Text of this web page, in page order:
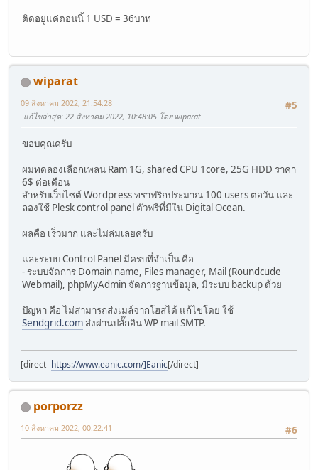
ติดอยู่แค่ตอนนี้ 1 USD = 36บาท
wiparat
#5
09 สิงหาคม 2022, 21:54:28
แก้ไขล่าสุด: 22 สิงหาคม 2022, 10:48:05 โดย wiparat
ขอบคุณครับ
ผมทดลองเลือกเพลน Ram 1G, shared CPU 1core, 25G HDD ราคา
6$ ต่อเดือน
สำหรับเว็บไซต์ Wordpress ทราฟริกประมาณ 100 users ต่อวัน และ
ลองใช้ Plesk control panel ตัวฟรีที่มีใน Digital Ocean.
ผลคือ เร็วมาก และไม่ล่มเลยครับ
และระบบ Control Panel มีครบที่จำเป็น คือ
- ระบบจัดการ Domain name, Files manager, Mail (Roundcude
Webmail), phpMyAdmin จัดการฐานข้อมูล, มีระบบ backup ด้วย
ปัญหา คือ ไม่สามารถส่งเมล์จากโฮสได้ แก้ไขโดย ใช้
Sendgrid.com ส่งผ่านปลั๊กอิน WP mail SMTP.
[direct=https://www.eanic.com/]Eanic[/direct]
porporzz
#6
10 สิงหาคม 2022, 00:22:41